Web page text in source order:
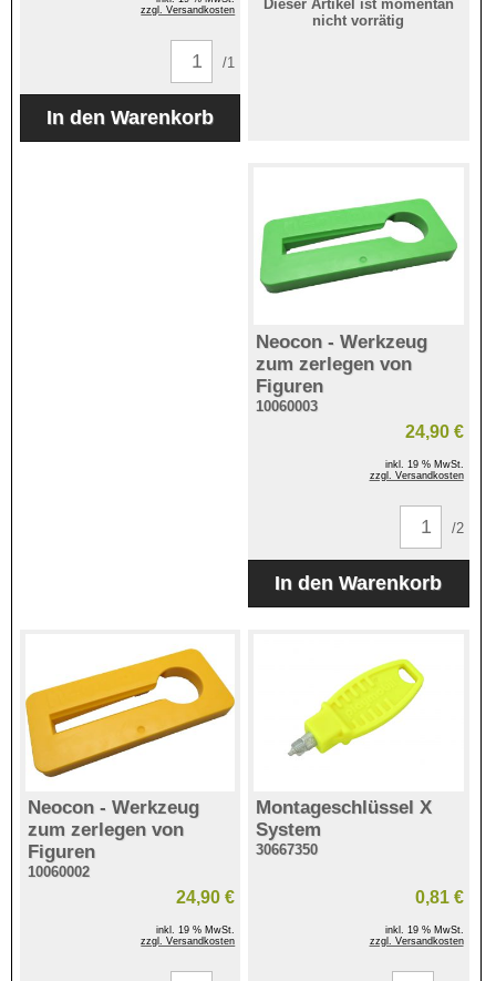
zzgl. Versandkosten
/1
Dieser Artikel ist momentan
nicht vorrätig
Neocon - Werkzeug
zum zerlegen von
Figuren
10060003
24,90 €
inkl. 19 % MwSt.
zzgl. Versandkosten
/2
Neocon - Werkzeug
zum zerlegen von
Figuren
10060002
24,90 €
inkl. 19 % MwSt.
zzgl. Versandkosten
Montageschlüssel X
System
30667350
0,81 €
inkl. 19 % MwSt.
zzgl. Versandkosten